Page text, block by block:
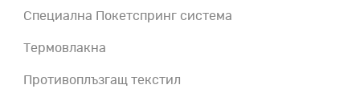
Специална Покетспринг система
Термовлакна
Противоплъзгащ текстил